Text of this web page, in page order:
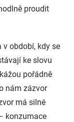
proudit
v období, kdy se
ke slovu
pořádně
nám zázvor
má silné
konzumace